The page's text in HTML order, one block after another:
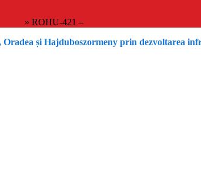
» ROHU-421 –
și Hajduboszormeny prin dezvoltarea